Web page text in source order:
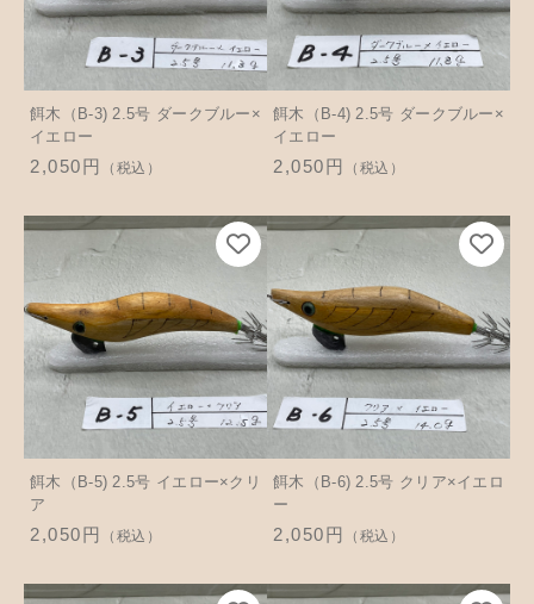
餌木（B-3) 2.5号 ダークブルー×
イエロー
2,050円 （税込）
餌木（B-4) 2.5号 ダークブルー×
イエロー
2,050円 （税込）
餌木（B-5) 2.5号 イエロー×クリ
ア
2,050円 （税込）
餌木（B-6) 2.5号 クリア×イエロ
ー
2,050円 （税込）